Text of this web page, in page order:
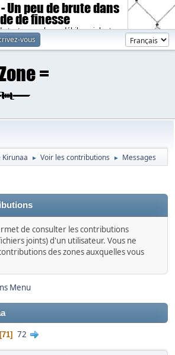
- Un peu de brute dans
de finesse
textes sombres, débiles, violents.
vous
Kirunaa ► Voir les contributions ► Messages
de consulter les contributions
joints) d'un utilisateur. Vous ne
des zones auxquelles vous
Menu
71 72